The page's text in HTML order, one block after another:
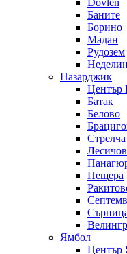
Dövlen
Баните
Борино
Мадан
Рудозем
Пазарджик
Център
Батак
Белово
Стрелча
Пещера
Ямбол
Център